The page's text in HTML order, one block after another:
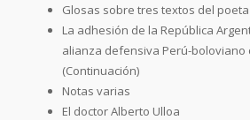
Glosas sobre tres textos del
La adhesión de la República
alianza defensiva Perú-boloviano
(Continuación)
Notas varias
El doctor Alberto Ulloa